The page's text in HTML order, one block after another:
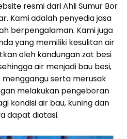
resmi dari Ahli Sumur Bor
Kami adalah penyedia jasa
berpengalaman. Kami juga
yang memiliki kesulitan air
oleh kandungan zat besi
air menjadi bau besi,
menggangu serta merusak
melakukan pengeboran
kondisi air bau, kuning dan
dapat diatasi.